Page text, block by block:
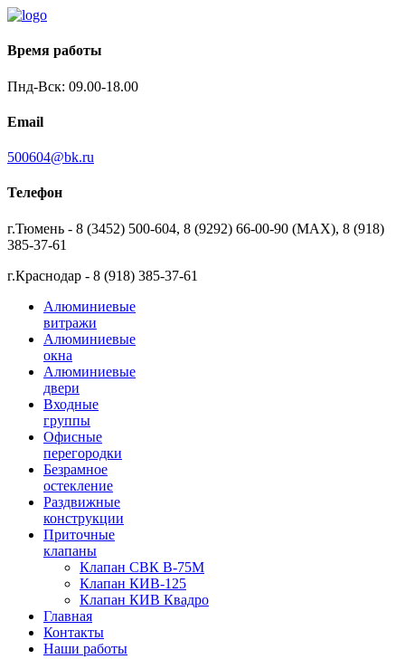
Время работы
Пнд-Вск: 09.00-18.00
Email
500604@bk.ru
Телефон
г.Тюмень - 8 (3452) 500-604, 8 (9292) 66-00-90 (MAX), 8 (918)
385-37-61
г.Краснодар - 8 (918) 385-37-61
Алюминиевые
витражи
Алюминиевые
окна
Алюминиевые
двери
Входные
группы
Офисные
перегородки
Безрамное
остекление
Раздвижные
конструкции
Приточные
клапаны
Клапан СВК В-75М
Клапан КИВ-125
Клапан КИВ Квадро
Главная
Контакты
Наши работы